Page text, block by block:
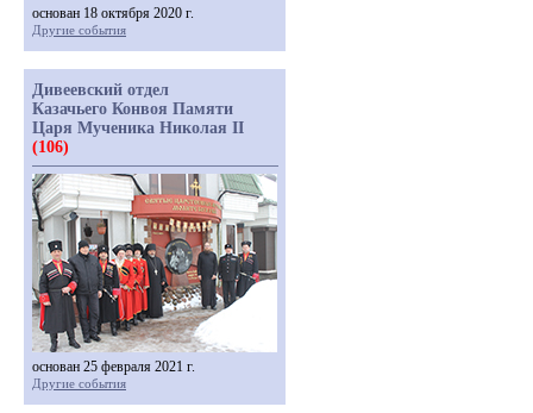
основан 18 октября 2020 г.
Другие события
Дивеевский отдел
Казачьего Конвоя Памяти
Царя Мученика Николая II
(106)
основан 25 февраля 2021 г.
Другие события